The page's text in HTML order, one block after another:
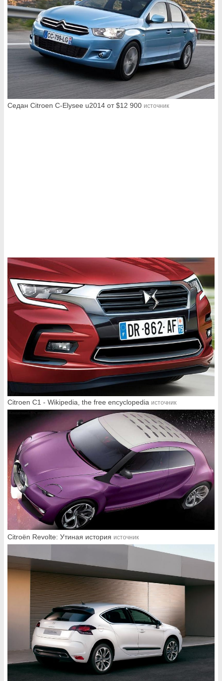
Седан Citroen C-Elysee u2014 от $12 900 источник
Citroen C1 - Wikipedia, the free encyclopedia источник
Citroёn Revolte: Утиная история источник